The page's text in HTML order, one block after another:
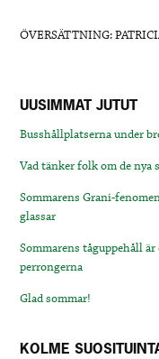
ÖVERSÄTTNING:
UUSIMMAT JUTUT
Busshållplatserna under
Vad tänker folk om de nya
Sommarens Grani-
glassar
Sommarens tåguppehåll
perrongerna
Glad sommar!
KOLME